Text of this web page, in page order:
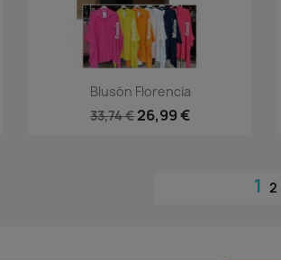
Vista rápida
Blusón Florencia
33,74 € 26,99 €
12